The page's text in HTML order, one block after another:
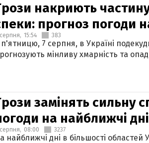
накриють
прогноз погоди
15:54 383
7 серпня, в Україні
мінливу хмарність та
замінять сильну
на найближчі дні
08:00 3237
найближчі дні в більшості